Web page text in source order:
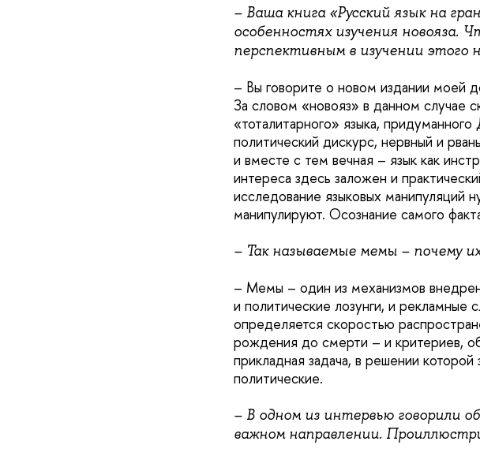
– Ваша книга «Русский язык на
особенностях изучения новояза.
перспективным в изучении этого
– Вы говорите о новом издании моей
За словом «новояз» в данном случае
«тоталитарного» языка,
политический дискурс, нервный и
и вместе с тем вечная – язык как
интереса здесь заложен и
исследование языковых манипуляций
манипулируют. Осознание самого
– Так называемые мемы – почему
– Мемы – один из механизмов
и политические лозунги, и
определяется скоростью
рождения до смерти – и критериев,
прикладная задача, в решении
политические.
– В одном из интервью говорили
важном направлении.